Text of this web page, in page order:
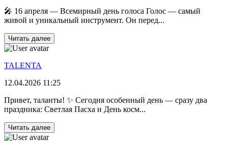
🎤 16 апреля — Всемирный день голоса Голос — самый
живой и уникальный инструмент. Он перед...
Читать далее
TALENTA
12.04.2026 11:25
Привет, таланты! ✨ Сегодня особенный день — сразу два
праздника: Светлая Пасха и День косм...
Читать далее